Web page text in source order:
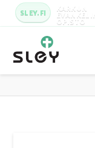
SLEY.FI KARKUN
OPISTO